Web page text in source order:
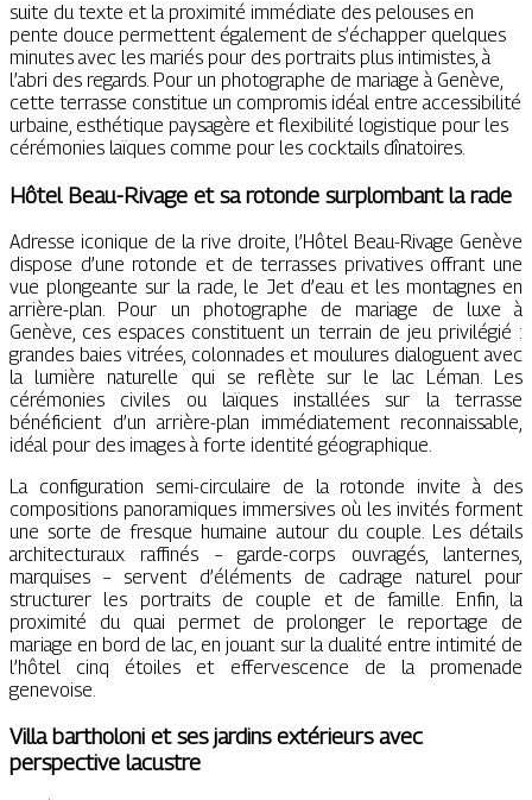
suite du texte et la proximité immédiate des pelouses en
pente douce permettent également de s’échapper quelques
minutes avec les mariés pour des portraits plus intimistes, à
l’abri des regards. Pour un photographe de mariage à Genève,
cette terrasse constitue un compromis idéal entre accessibilité
urbaine, esthétique paysagère et flexibilité logistique pour les
cérémonies laïques comme pour les cocktails dînatoires.
Hôtel Beau-Rivage et sa rotonde surplombant la rade
Adresse iconique de la rive droite, l’Hôtel Beau-Rivage Genève
dispose d’une rotonde et de terrasses privatives offrant une
vue plongeante sur la rade, le Jet d’eau et les montagnes en
arrière-plan. Pour un photographe de mariage de luxe à
Genève, ces espaces constituent un terrain de jeu privilégié :
grandes baies vitrées, colonnades et moulures dialoguent avec
la lumière naturelle qui se reflète sur le lac Léman. Les
cérémonies civiles ou laïques installées sur la terrasse
bénéficient d’un arrière-plan immédiatement reconnaissable,
idéal pour des images à forte identité géographique.
La configuration semi-circulaire de la rotonde invite à des
compositions panoramiques immersives où les invités forment
une sorte de fresque humaine autour du couple. Les détails
architecturaux raffinés – garde-corps ouvragés, lanternes,
marquises – servent d’éléments de cadrage naturel pour
structurer les portraits de couple et de famille. Enfin, la
proximité du quai permet de prolonger le reportage de
mariage en bord de lac, en jouant sur la dualité entre intimité de
l’hôtel cinq étoiles et effervescence de la promenade
genevoise.
Villa bartholoni et ses jardins extérieurs avec
perspective lacustre